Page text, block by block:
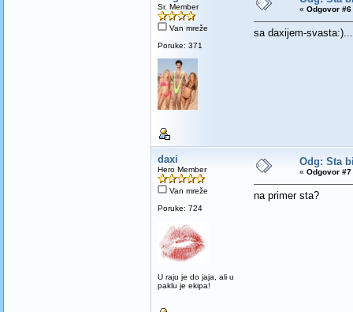
Sr. Member
Van mreže
Poruke: 371
« Odgovor
sa daxijem-svasta:)...
daxi
Hero Member
Van mreže
Poruke: 724
U raju je do jaja, ali u
paklu je ekipa!
Odg: Sta
« Odgovor
na primer sta?